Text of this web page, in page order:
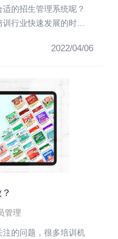
的招生管理系统呢？
行业快速发展的时代
2022/04/06
管理
的问题，很多培训机